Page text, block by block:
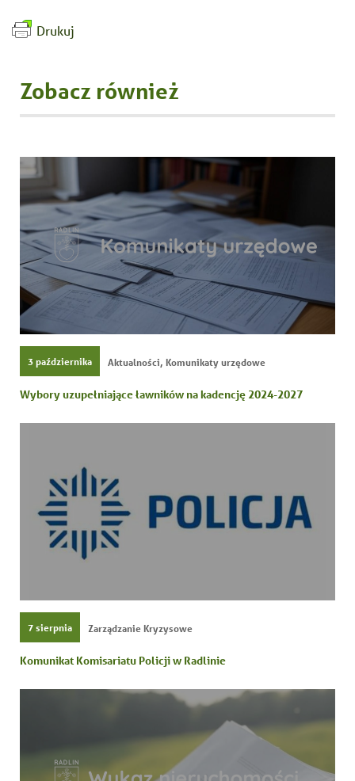
Drukuj
Zobacz również
3 października Aktualności, Komunikaty urzędowe
Wybory uzupełniające ławników na kadencję 2024-2027
7 sierpnia Zarządzanie Kryzysowe
Komunikat Komisariatu Policji w Radlinie